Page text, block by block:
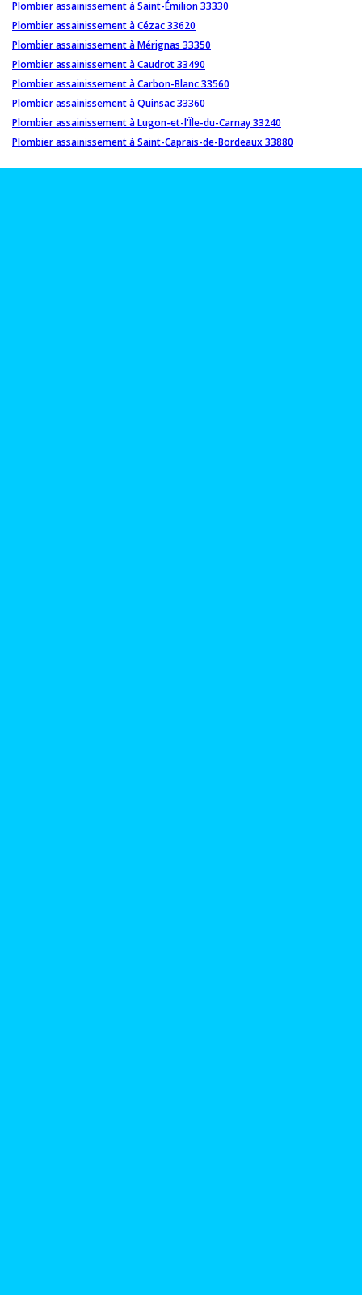
Plombier assainissement à Saint-Émilion 33330
Plombier assainissement à Cézac 33620
Plombier assainissement à Mérignas 33350
Plombier assainissement à Caudrot 33490
Plombier assainissement à Carbon-Blanc 33560
Plombier assainissement à Quinsac 33360
Plombier assainissement à Lugon-et-l'Île-du-Carnay 33240
Plombier assainissement à Saint-Caprais-de-Bordeaux 33880